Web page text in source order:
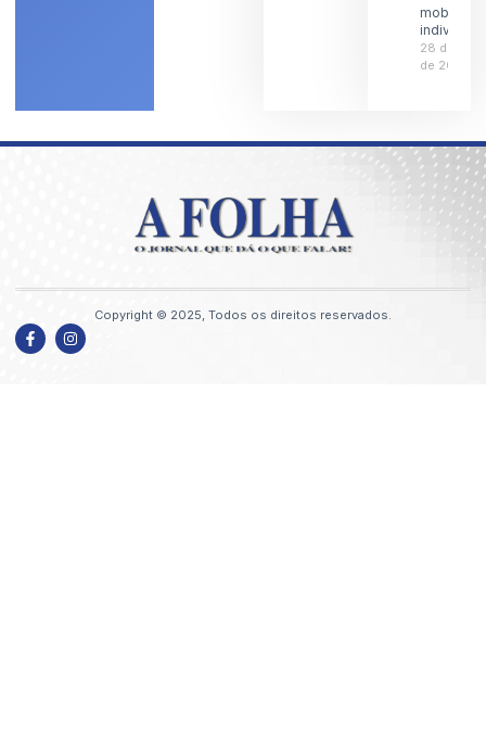
individual
28 de
de 2026
Copyright © 2025, Todos os direitos reservados.